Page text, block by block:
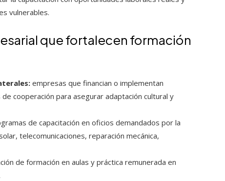
vulnerables.
que fortalecen formación
empresas que financian o implementan
cooperación para asegurar adaptación cultural y
de capacitación en oficios demandados por la
telecomunicaciones, reparación mecánica,
de formación en aulas y práctica remunerada en